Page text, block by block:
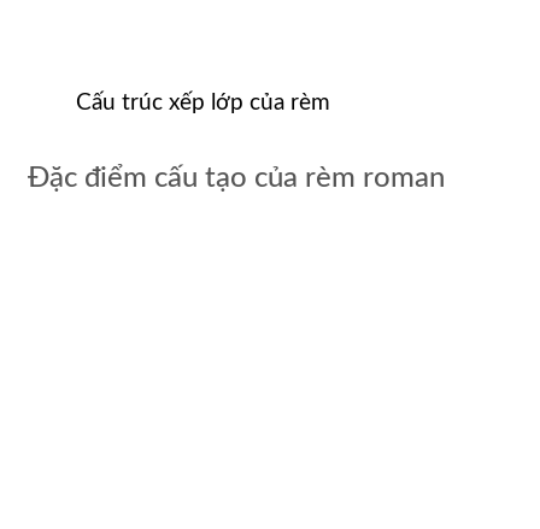
Cấu trúc xếp lớp của rèm
Đặc điểm cấu tạo của rèm roman